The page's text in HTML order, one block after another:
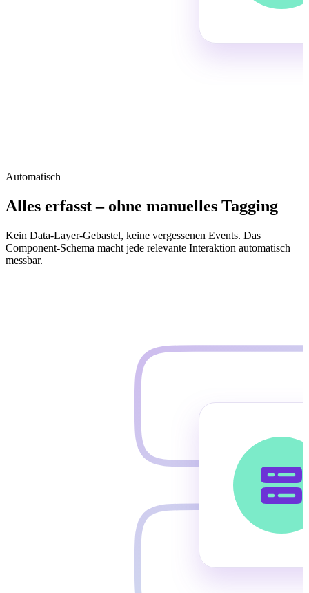
Automatisch
Alles erfasst – ohne manuelles Tagging
Kein Data-Layer-Gebastel, keine vergessenen Events. Das
Component-Schema macht jede relevante Interaktion automatisch
messbar.